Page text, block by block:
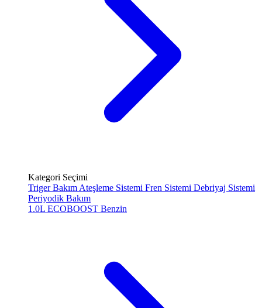
Kategori Seçimi
Triger Bakım Ateşleme Sistemi Fren Sistemi Debriyaj Sistemi
Periyodik Bakım
1.0L ECOBOOST Benzin